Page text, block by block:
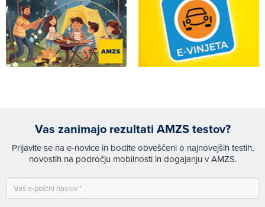
Vas zanimajo rezultati AMZS testov?
Prijavite se na e-novice in bodite obveščeni o najnovejših testih,
novostih na področju mobilnosti in dogajanju v AMZS.